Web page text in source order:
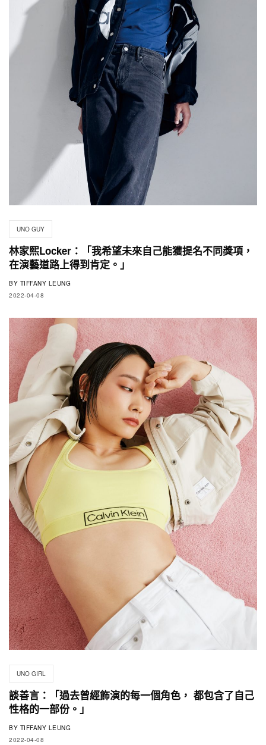
UNO GUY
林家熙Locker：「我希望未來自己能獲提名不同獎項，
在演藝道路上得到肯定。」
BY TIFFANY LEUNG
2022-04-08
UNO GIRL
談善言：「過去曾經飾演的每一個角色， 都包含了自己
性格的一部份。」
BY TIFFANY LEUNG
2022-04-08